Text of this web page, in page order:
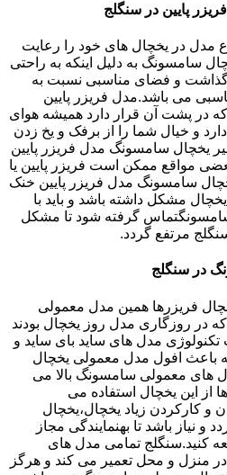
پایین در سنگلج
در یخچال های خود را رعایت
سامسونگ به دلیل اینکه به راحتی
گذاشت و فضای مناسبی نسبت به
می باشد.مدل فریزر پایین
در پشت آن قرار دارد همیشه هوای
و خیال شما را از برفک و یخ زدن
یخچال سامسونگ مدل فریزر پایین
مواقع ممکن است فریزر پایین یا
سامسونگ مدل فریزر پایین خنک
مشکل داشته باشد و باید با
سامسونگتماس گرفته شود تا مشکل
مرتفع گردد.
در سنگلج
فریزرها همین مدل معمولی
در روزگاری مدل روز یخچال بودند
مدل های ساید بای ساید و
که باعث افول مدل معمولی یخچال
معمولی سامسونگ بالا می
از این یخچال استفاده می
کارکردن زیاد یخچال،یخچال
نیاز باشد تا بهنمایندگی مجاز
کنید.سنگلج تمامی مدل های
منزل و محل تعمیر می کند و هرگز